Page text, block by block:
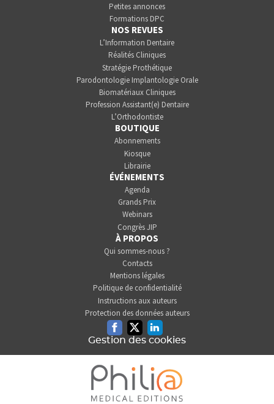
Petites annonces
Formations DPC
NOS REVUES
L’Information Dentaire
Réalités Cliniques
Stratégie Prothétique
Parodontologie Implantologie Orale
Biomatériaux Cliniques
Profession Assistant(e) Dentaire
L’Orthodontiste
BOUTIQUE
Abonnements
Kiosque
Librairie
ÉVÉNEMENTS
Agenda
Grands Prix
Webinars
Congrès JIP
À PROPOS
Qui sommes-nous ?
Contacts
Mentions légales
Politique de confidentialité
Instructions aux auteurs
Protection des données auteurs
FacebookTwitterLinkedin
Gestion des cookies